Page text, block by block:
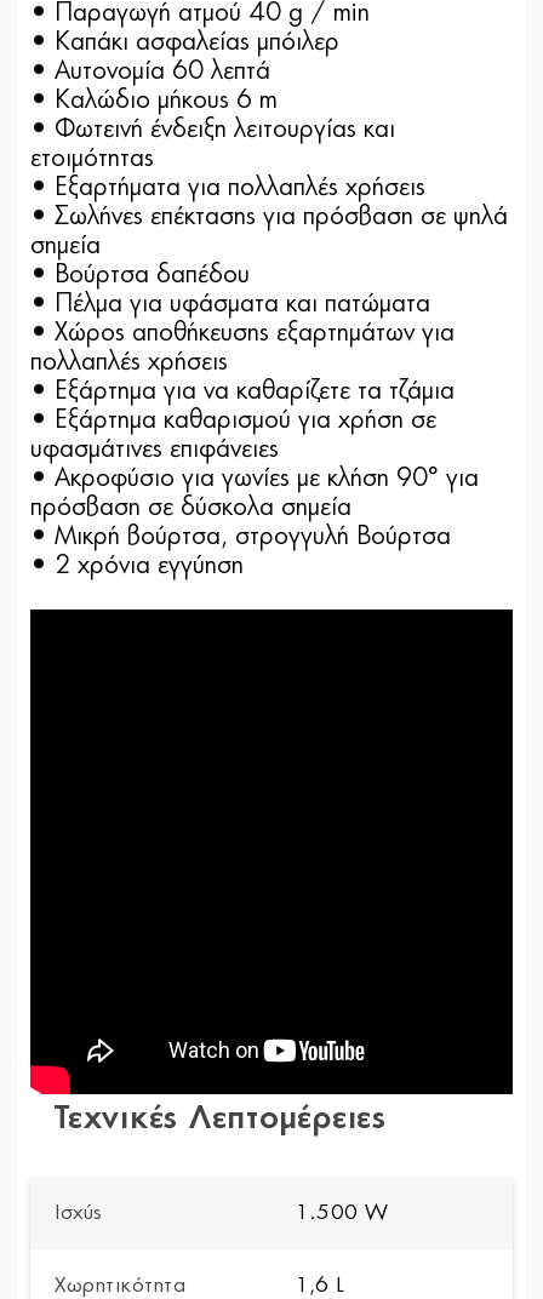
• Παραγωγή ατμού 40 g / min
• Καπάκι ασφαλείας μπόιλερ
• Αυτονομία 60 λεπτά
• Καλώδιο μήκους 6 m
• Φωτεινή ένδειξη λειτουργίας και
ετοιμότητας
• Εξαρτήματα για πολλαπλές χρήσεις
• Σωλήνες επέκτασης για πρόσβαση σε ψηλά
σημεία
• Βούρτσα δαπέδου
• Πέλμα για υφάσματα και πατώματα
• Χώρος αποθήκευσης εξαρτημάτων για
πολλαπλές χρήσεις
• Εξάρτημα για να καθαρίζετε τα τζάμια
• Εξάρτημα καθαρισμού για χρήση σε
υφασμάτινες επιφάνειες
• Ακροφύσιο για γωνίες με κλήση 90° για
πρόσβαση σε δύσκολα σημεία
• Μικρή βούρτσα, στρογγυλή Βούρτσα
• 2 χρόνια εγγύηση
Τεχνικές Λεπτομέρειες
Ισχύς 1.500 W
Χωρητικότητα 1,6 L